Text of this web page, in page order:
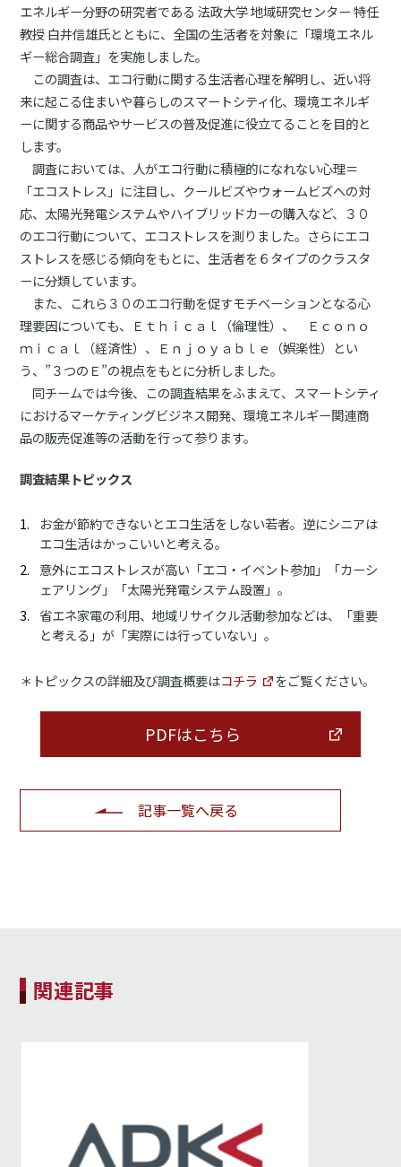
エネルギー分野の研究者である 法政大学 地域研究センター 特任
教授 白井信雄氏とともに、全国の生活者を対象に「環境エネル
ギー総合調査」を実施しました。
この調査は、エコ行動に関する生活者心理を解明し、近い将
来に起こる住まいや暮らしのスマートシティ化、環境エネルギ
ーに関する商品やサービスの普及促進に役立てることを目的と
します。
調査においては、人がエコ行動に積極的になれない心理＝
「エコストレス」に注目し、クールビズやウォームビズへの対
応、太陽光発電システムやハイブリッドカーの購入など、３０
のエコ行動について、エコストレスを測りました。さらにエコ
ストレスを感じる傾向をもとに、生活者を６タイプのクラスタ
ーに分類しています。
また、これら３０のエコ行動を促すモチベーションとなる心
理要因についても、Ｅｔｈｉｃａｌ（倫理性）、 Ｅｃｏｎｏ
ｍｉｃａｌ（経済性）、Ｅｎｊｏｙａｂｌｅ（娯楽性）とい
う、”３つのＥ”の視点をもとに分析しました。
同チームでは今後、この調査結果をふまえて、スマートシティ
におけるマーケティングビジネス開発、環境エネルギー関連商
品の販売促進等の活動を行って参ります。
調査結果トピックス
お金が節約できないとエコ生活をしない若者。逆にシニアは
エコ生活はかっこいいと考える。
意外にエコストレスが高い「エコ・イベント参加」「カーシ
ェアリング」「太陽光発電システム設置」。
省エネ家電の利用、地域リサイクル活動参加などは、「重要
と考える」が「実際には行っていない」。
＊トピックスの詳細及び調査概要はコチラ をご覧ください。
PDFはこちら
記事一覧へ戻る
関連記事